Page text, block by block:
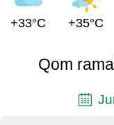
+33°C +35°C
Qom